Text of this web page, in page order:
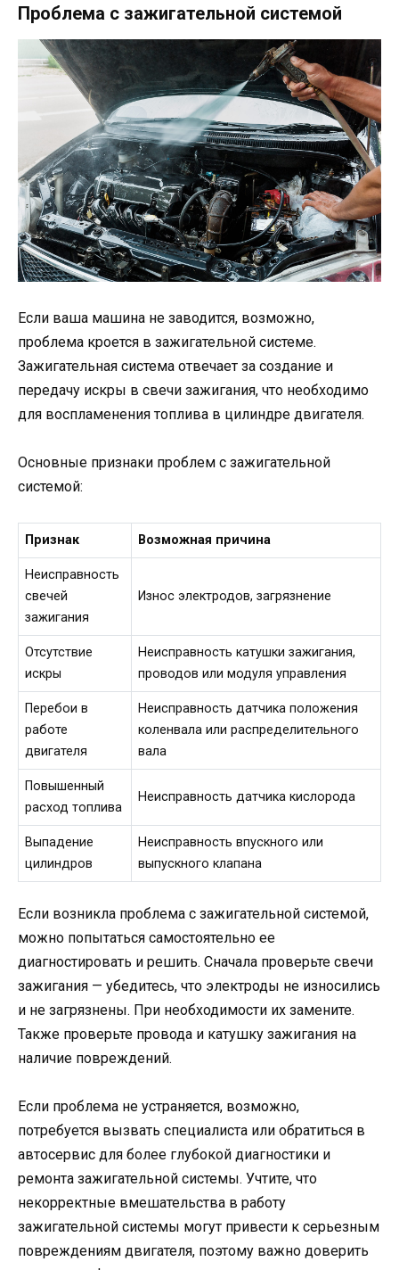
Проблема с зажигательной системой
Если ваша машина не заводится, возможно,
проблема кроется в зажигательной системе.
Зажигательная система отвечает за создание и
передачу искры в свечи зажигания, что необходимо
для воспламенения топлива в цилиндре двигателя.
Основные признаки проблем с зажигательной
системой:
Признак Возможная причина
Неисправность
свечей
зажигания
Износ электродов, загрязнение
Отсутствие
искры
Неисправность катушки зажигания,
проводов или модуля управления
Перебои в
работе
двигателя
Неисправность датчика положения
коленвала или распределительного
вала
Повышенный
расход топлива
Неисправность датчика кислорода
Выпадение
цилиндров
Неисправность впускного или
выпускного клапана
Если возникла проблема с зажигательной системой,
можно попытаться самостоятельно ее
диагностировать и решить. Сначала проверьте свечи
зажигания — убедитесь, что электроды не износились
и не загрязнены. При необходимости их замените.
Также проверьте провода и катушку зажигания на
наличие повреждений.
Если проблема не устраняется, возможно,
потребуется вызвать специалиста или обратиться в
автосервис для более глубокой диагностики и
ремонта зажигательной системы. Учтите, что
некорректные вмешательства в работу
зажигательной системы могут привести к серьезным
повреждениям двигателя, поэтому важно доверить